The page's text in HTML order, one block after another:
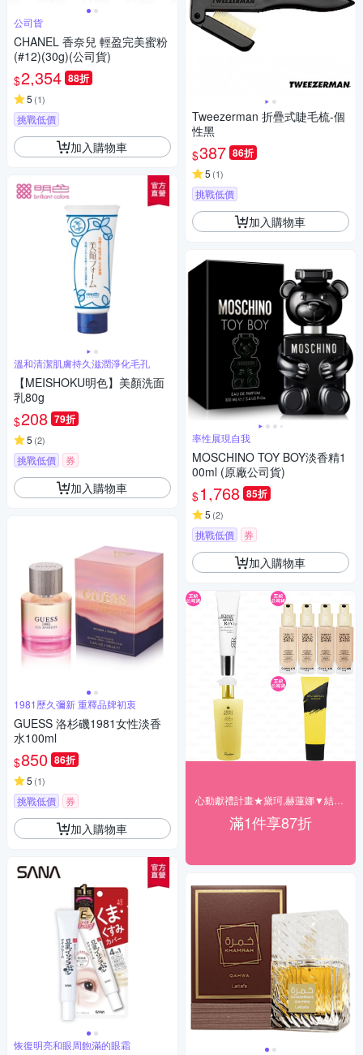
公司貨
CHANEL 香奈兒 輕盈完美蜜粉
(#12)(30g)(公司貨)
$2,354 88折
5 (1)
挑戰低價
加入購物車
溫和清潔肌膚持久滋潤淨化毛孔
【MEISHOKU明色】美顏洗面
乳80g
$208 79折
5 (2)
挑戰低價 券
加入購物車
1981歷久彌新 重釋品牌初衷
GUESS 洛杉磯1981女性淡香
水100ml
$850 86折
5 (1)
挑戰低價 券
加入購物車
恢復明亮和眼周飽滿的眼霜
Tweezerman 折疊式睫毛梳-個
性黑
$387 86折
5 (1)
挑戰低價
加入購物車
率性展現自我
MOSCHINO TOY BOY淡香精1
00ml (原廠公司貨)
$1,768 85折
5 (2)
挑戰低價 券
加入購物車
滿1件享87折